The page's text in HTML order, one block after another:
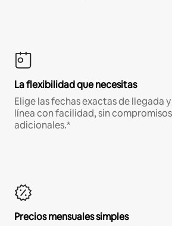
La flexibilidad que necesitas
Elige las fechas exactas de llegada
línea con facilidad, sin
adicionales.*
Precios mensuales simples